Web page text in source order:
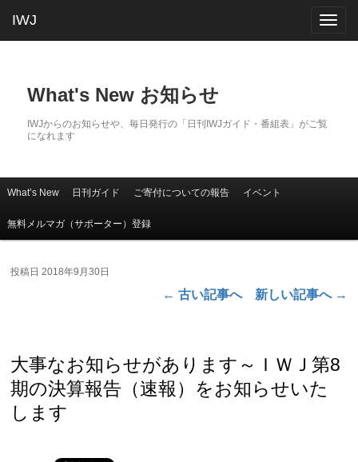
IWJ
What's New お知らせ
IWJからのお知らせや、毎日発行の「日刊IWJガイド・番組表」がご覧
になれます
メインコンテンツへ移動
サブコンテンツへ移動
What’s New 日刊ガイド ご寄付についての報告 イベント
無料メルマガ（サポーター）登録
← 古い記事へ 新しい記事へ →
大事なお知らせがあります～ＩＷＪ第8
期の決算報告（速報）をお知らせいた
します
投稿日2018年9月30日